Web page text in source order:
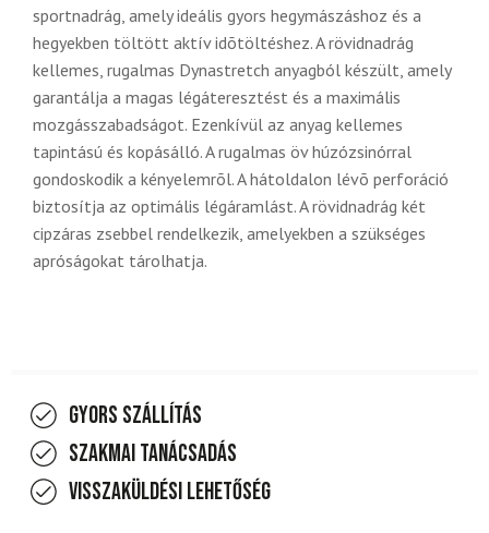
sportnadrág, amely ideális gyors hegymászáshoz és a
hegyekben töltött aktív idõtöltéshez. A rövidnadrág
kellemes, rugalmas Dynastretch anyagból készült, amely
garantálja a magas légáteresztést és a maximális
mozgásszabadságot. Ezenkívül az anyag kellemes
tapintású és kopásálló. A rugalmas öv húzózsinórral
gondoskodik a kényelemrõl. A hátoldalon lévõ perforáció
biztosítja az optimális légáramlást. A rövidnadrág két
cipzáras zsebbel rendelkezik, amelyekben a szükséges
apróságokat tárolhatja.
Gyors szállítás
Szakmai tanácsadás
Visszaküldési lehetőség